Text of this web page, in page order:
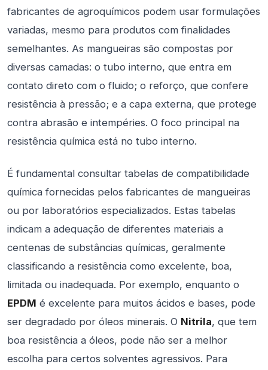
fabricantes de agroquímicos podem usar formulações
variadas, mesmo para produtos com finalidades
semelhantes. As mangueiras são compostas por
diversas camadas: o tubo interno, que entra em
contato direto com o fluido; o reforço, que confere
resistência à pressão; e a capa externa, que protege
contra abrasão e intempéries. O foco principal na
resistência química está no tubo interno.
É fundamental consultar tabelas de compatibilidade
química fornecidas pelos fabricantes de mangueiras
ou por laboratórios especializados. Estas tabelas
indicam a adequação de diferentes materiais a
centenas de substâncias químicas, geralmente
classificando a resistência como excelente, boa,
limitada ou inadequada. Por exemplo, enquanto o
EPDM é excelente para muitos ácidos e bases, pode
ser degradado por óleos minerais. O Nitrila, que tem
boa resistência a óleos, pode não ser a melhor
escolha para certos solventes agressivos. Para